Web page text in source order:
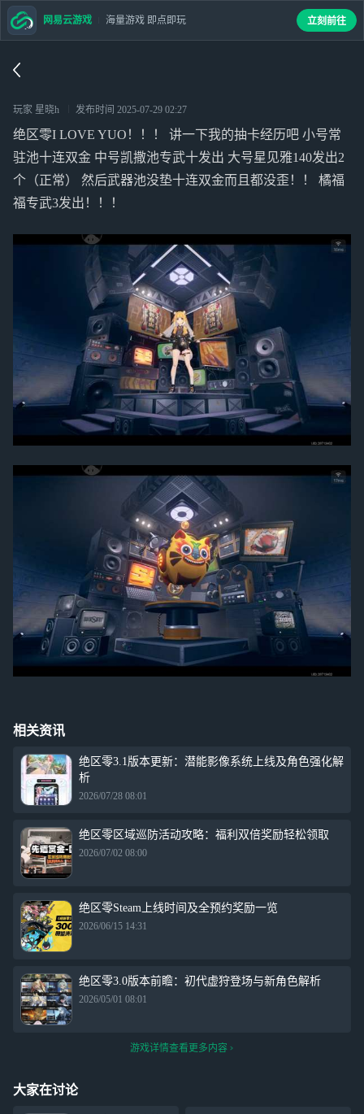
玩家 星晓h 发布时间 2025-07-29 02:27
绝区零I LOVE YUO！！！ 讲一下我的抽卡经历吧 小号常
驻池十连双金 中号凯撒池专武十发出 大号星见雅140发出2
个（正常） 然后武器池没垫十连双金而且都没歪！！ 橘福
福专武3发出！！！
相关资讯
绝区零3.1版本更新：潜能影像系统上线及角色强化解
析
2026/07/28 08:01
绝区零区域巡防活动攻略：福利双倍奖励轻松领取
2026/07/02 08:00
绝区零Steam上线时间及全预约奖励一览
2026/06/15 14:31
绝区零3.0版本前瞻：初代虚狩登场与新角色解析
2026/05/01 08:01
游戏详情查看更多内容
大家在讨论
网易云游戏 海量游戏 即点即玩 立刻前往